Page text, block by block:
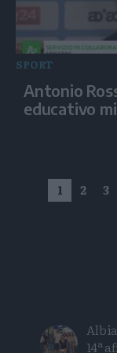
SPORT
Antonio
educativo
1 2 3
14ª